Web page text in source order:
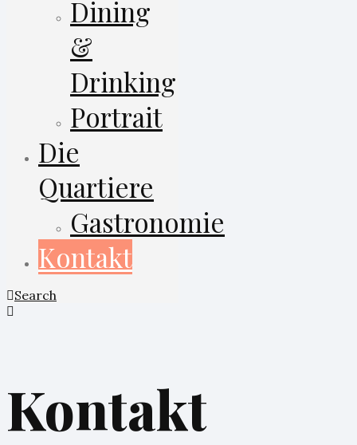
Dining
&
Drinking
Portrait
Die
Quartiere
Gastronomie
Kontakt
Search
Kontakt